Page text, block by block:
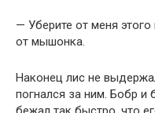
— Уберите от меня
от мышонка.
Наконец лис не
погнался за ним. Бобр и